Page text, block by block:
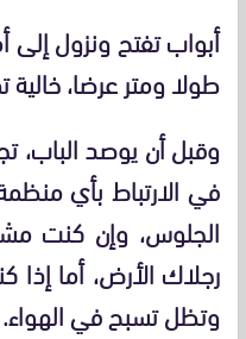
أبواب تفتح ونزول إلى
طولا ومتر عرضا، خالية
وقبل أن يوصد الباب،
في الارتباط بأي
الجلوس، وإن كنت
رجلاك الأرض، أما
وتظل تسبح في الهواء.